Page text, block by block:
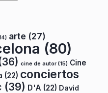
arte (27)
(80)
cine de autor(15) Cine
(22) conciertos
(39) D'A (22) David